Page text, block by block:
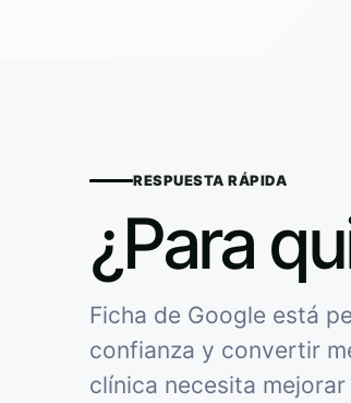
RESPUESTA RÁPIDA
¿Para
Ficha de Google está
confianza y convertir
clínica necesita